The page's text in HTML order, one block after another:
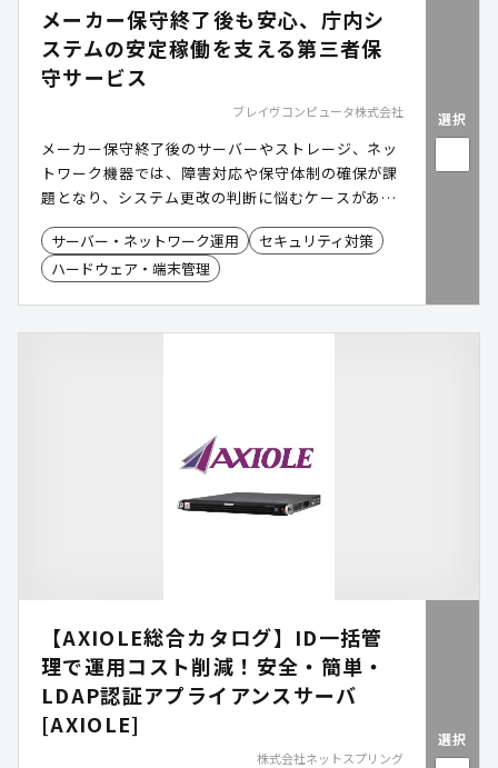
メーカー保守終了後も安心、庁内シ
ステムの安定稼働を支える第三者保
守サービス
ブレイヴコンピュータ株式会社
メーカー保守終了後のサーバーやストレージ、ネッ
トワーク機器では、障害対応や保守体制の確保が課
題となり、システム更改の判断に悩むケースがあり
ます。一方で、予算や運用状況を踏まえると、利用
可能な機器を継続活用したいというニーズも少なく
ありません。「つなぎ保守®」は、メーカー保守終
サーバー・ネットワーク運用
セキュリティ対策
ハードウェア・端末管理
選択
【AXIOLE総合カタログ】ID一括管
理で運用コスト削減！安全・簡単・
LDAP認証アプライアンスサーバ
[AXIOLE]
株式会社ネットスプリング
選択